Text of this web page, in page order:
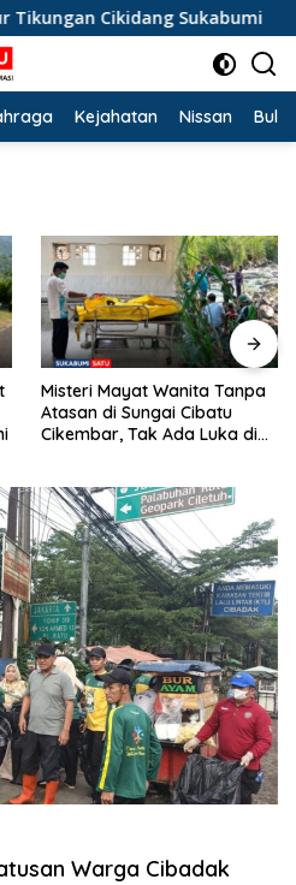
Cikidang Sukabumi
Kejahatan Nissan
Kemarau Panjang Landa
Cicurug, 10 Ribu Liter Air
Bersih Disalurkan ke
Warga Cibadak